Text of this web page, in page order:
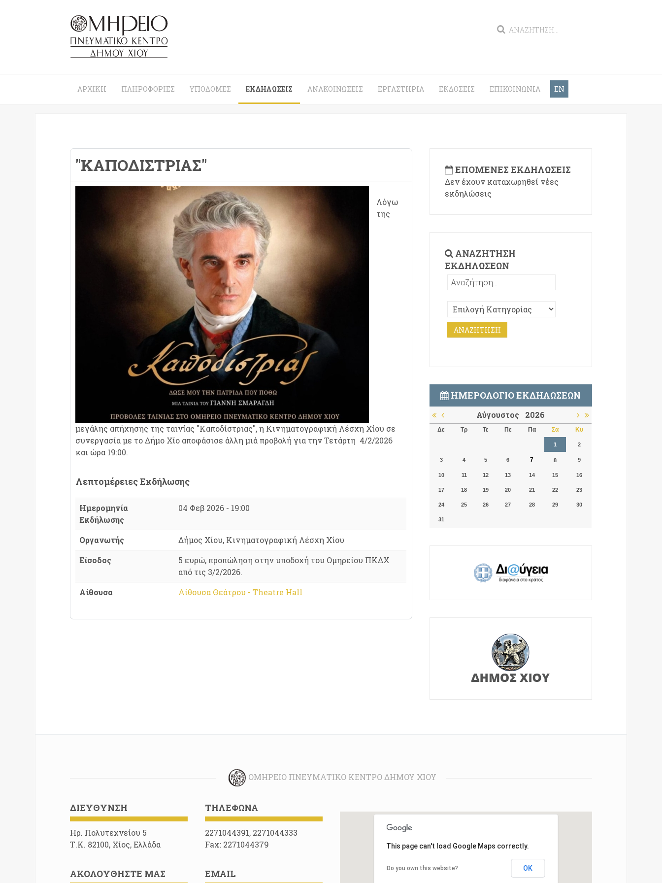
ΑΡΧΙΚΉ ΠΛΗΡΟΦΟΡΊΕΣ ΥΠΟΔΟΜΈΣ ΕΚΔΗΛΏΣΕΙΣ ΑΝΑΚΟΙΝΏΣΕΙΣ ΕΡΓΑΣΤΉΡΙΑ ΕΚΔΌΣΕΙΣ ΕΠΙΚΟΙΝΩΝΊΑ EN
"ΚΑΠΟΔΊΣΤΡΙΑΣ"
Λόγω
της
μεγάλης απήχησης της ταινίας "Καποδίστριας", η Κινηματογραφική Λέσχη Χίου σε
συνεργασία με το Δήμο Χίο αποφάσισε άλλη μιά προβολή για την Τετάρτη 4/2/2026
και ώρα 19:00.
Λεπτομέρειες Εκδήλωσης
Ημερομηνία
Εκδήλωσης
04 Φεβ 2026 - 19:00
Οργανωτής
Δήμος Χίου, Κινηματογραφική Λέσχη Χίου
Είσοδος
5 ευρώ, προπώληση στην υποδοχή του Ομηρείου ΠΚΔΧ
από τις 3/2/2026.
Αίθουσα
Αίθουσα Θεάτρου - Theatre Hall
ΕΠΌΜΕΝΕΣ ΕΚΔΗΛΏΣΕΙΣ
Δεν έχουν καταχωρηθεί νέες
εκδηλώσεις
ΑΝΑΖΉΤΗΣΗ
ΕΚΔΗΛΏΣΕΩΝ
ΗΜΕΡΟΛΌΓΙΟ ΕΚΔΗΛΏΣΕΩΝ
Αύγουστος 2026
Δε Τρ Τε Πε Πα Σα Κυ
1 2
3 4 5 6 7 8 9
10 11 12 13 14 15 16
17 18 19 20 21 22 23
24 25 26 27 28 29 30
31
ΟΜΉΡΕΙΟ ΠΝΕΥΜΑΤΙΚΌ ΚΈΝΤΡΟ ΔΉΜΟΥ ΧΊΟΥ
ΔΙΕΎΘΥΝΣΗ
Ηρ. Πολυτεχνείου 5
Τ.Κ. 82100, Χίος, Ελλάδα
ΑΚΟΛΟΥΘΉΣΤΕ ΜΑΣ
ΤΗΛΈΦΩΝΑ
2271044391, 2271044333
Fax: 2271044379
EMAIL
This page can't load Google Maps correctly.
Do you own this website? OK